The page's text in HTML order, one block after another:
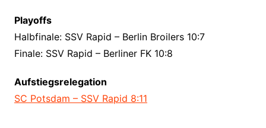
Playoffs
Halbfinale: SSV Rapid – Berlin Broilers 10:7
Finale: SSV Rapid – Berliner FK 10:8
Aufstiegsrelegation
SC Potsdam – SSV Rapid 8:11